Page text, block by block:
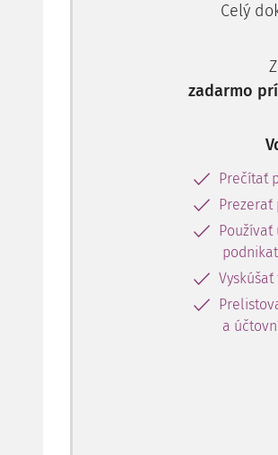
Celý
zadarmo
Prečítať
Prezerať
Používať
a